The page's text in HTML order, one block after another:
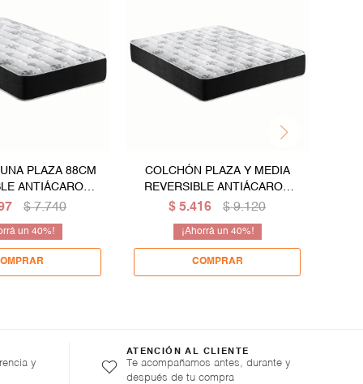
PLAZA 88CM
ANTIÁCAROS
ALTURA 18 CM
$ 7.740
40
COLCHÓN PLAZA Y MEDIA
REVERSIBLE ANTIÁCAROS
ESPUMA - ALTURA 18 CM
$ 5.416 $ 9.120
40
y
ATENCIÓN AL CLIENTE
Te acompañamos antes, durante y
después de tu compra